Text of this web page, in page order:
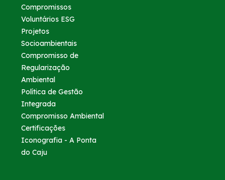
Compromissos
Voluntários ESG
Projetos
Socioambientais
Compromisso de
Regularização
Ambiental
Política de Gestão
Integrada
Compromisso Ambiental
Certificações
Iconografia - A Ponta
do Caju